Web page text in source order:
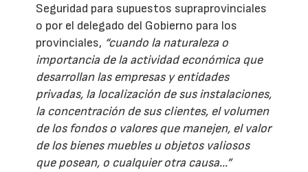
Seguridad para supuestos supraprovinciales
o por el delegado del Gobierno para los
provinciales, “cuando la naturaleza o
importancia de la actividad económica que
desarrollan las empresas y entidades
privadas, la localización de sus instalaciones,
la concentración de sus clientes, el volumen
de los fondos o valores que manejen, el valor
de los bienes muebles u objetos valiosos
que posean, o cualquier otra causa...”